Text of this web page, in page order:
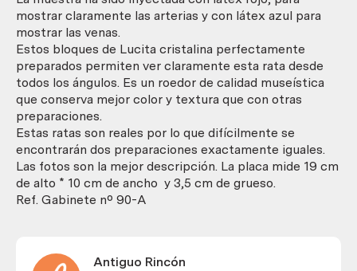
mostrar claramente las arterias y con látex azul para
mostrar las venas.
Estos bloques de Lucita cristalina perfectamente
preparados permiten ver claramente esta rata desde
todos los ángulos. Es un roedor de calidad museística
que conserva mejor color y textura que con otras
preparaciones.
Estas ratas son reales por lo que difícilmente se
encontrarán dos preparaciones exactamente iguales.
Las fotos son la mejor descripción. La placa mide 19 cm
de alto * 10 cm de ancho y 3,5 cm de grueso.
Ref. Gabinete nº 90-A
Antiguo Rincón